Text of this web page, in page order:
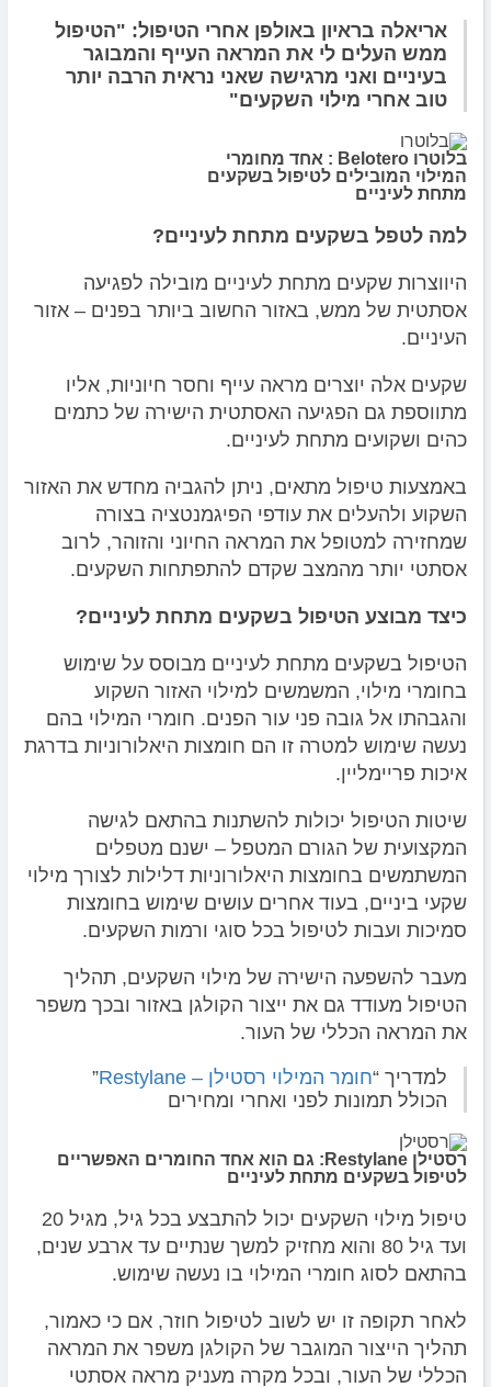
אריאלה בראיון באולפן אחרי הטיפול: "הטיפול
ממש העלים לי את המראה העייף והמבוגר
בעיניים ואני מרגישה שאני נראית הרבה יותר
טוב אחרי מילוי השקעים"
בלוטרו Belotero : אחד מחומרי
המילוי המובילים לטיפול בשקעים
מתחת לעיניים
למה לטפל בשקעים מתחת לעיניים?
היווצרות שקעים מתחת לעיניים מובילה לפגיעה
אסתטית של ממש, באזור החשוב ביותר בפנים – אזור
העיניים.
שקעים אלה יוצרים מראה עייף וחסר חיוניות, אליו
מתווספת גם הפגיעה האסתטית הישירה של כתמים
כהים ושקועים מתחת לעיניים.
באמצעות טיפול מתאים, ניתן להגביה מחדש את האזור
השקוע ולהעלים את עודפי הפיגמנטציה בצורה
שמחזירה למטופל את המראה החיוני והזוהר, לרוב
אסתטי יותר מהמצב שקדם להתפתחות השקעים.
כיצד מבוצע הטיפול בשקעים מתחת לעיניים?
הטיפול בשקעים מתחת לעיניים מבוסס על שימוש
בחומרי מילוי, המשמשים למילוי האזור השקוע
והגבהתו אל גובה פני עור הפנים. חומרי המילוי בהם
נעשה שימוש למטרה זו הם חומצות היאלורוניות בדרגת
איכות פריימליין.
שיטות הטיפול יכולות להשתנות בהתאם לגישה
המקצועית של הגורם המטפל – ישנם מטפלים
המשתמשים בחומצות היאלורוניות דלילות לצורך מילוי
שקעי ביניים, בעוד אחרים עושים שימוש בחומצות
סמיכות ועבות לטיפול בכל סוגי ורמות השקעים.
מעבר להשפעה הישירה של מילוי השקעים, תהליך
הטיפול מעודד גם את ייצור הקולגן באזור ובכך משפר
את המראה הכללי של העור.
למדריך “חומר המילוי רסטילן – Restylane
”
הכולל תמונות לפני ואחרי ומחירים
רסטילן Restylane: גם הוא אחד החומרים האפשריים
לטיפול בשקעים מתחת לעיניים
טיפול מילוי השקעים יכול להתבצע בכל גיל, מגיל 20
ועד גיל 80 והוא מחזיק למשך שנתיים עד ארבע שנים,
בהתאם לסוג חומרי המילוי בו נעשה שימוש.
לאחר תקופה זו יש לשוב לטיפול חוזר, אם כי כאמור,
תהליך הייצור המוגבר של הקולגן משפר את המראה
הכללי של העור, ובכל מקרה מעניק מראה אסתטי